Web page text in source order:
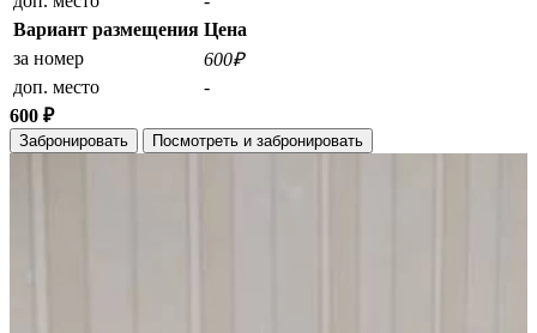
Вариант размещения Цена
за номер
600₽
доп. место
-
600 ₽
Забронировать Посмотреть и забронировать